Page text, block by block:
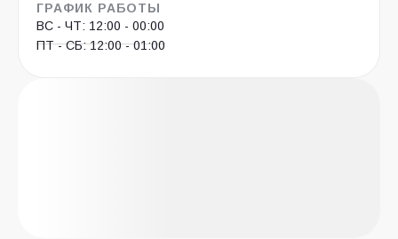
ГРАФИК РАБОТЫ
ВС - ЧТ: 12:00 - 00:00
ПТ - СБ: 12:00 - 01:00